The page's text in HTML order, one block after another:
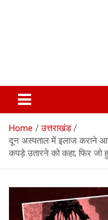
Home
उत्तराखंड
दून अस्पताल में इलाज कराने
कपड़े उतारने को कहा; फिर जो